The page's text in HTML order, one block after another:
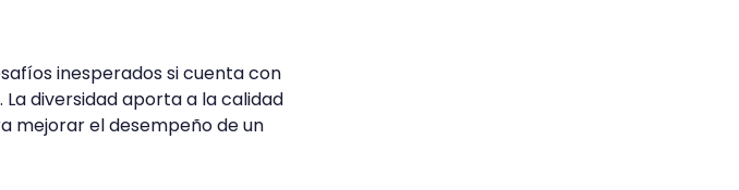
inesperados si cuenta con
. La diversidad aporta a la calidad
mejorar el desempeño de un